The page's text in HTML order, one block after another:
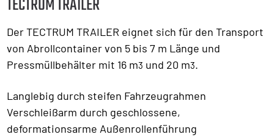
Der TECTRUM TRAILER eignet sich für den Transport
von Abrollcontainer von 5 bis 7 m Länge und
Pressmüllbehälter mit 16 m3 und 20 m3.
Langlebig durch steifen Fahrzeugrahmen
Verschleißarm durch geschlossene,
deformationsarme Außenrollenführung